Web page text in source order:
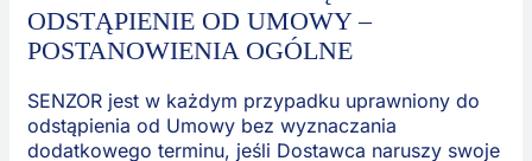
ODSTĄPIENIE OD UMOWY –
POSTANOWIENIA OGÓLNE
SENZOR jest w każdym przypadku uprawniony do
odstąpienia od Umowy bez wyznaczania
dodatkowego terminu, jeśli Dostawca naruszy swoje